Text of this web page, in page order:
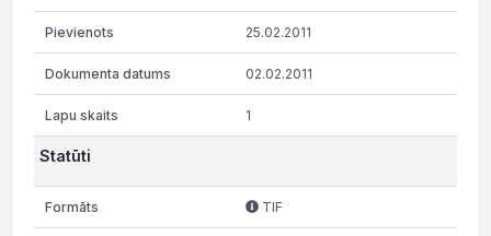
25.02.2011
02.02.2011
1
Statūti
TIF